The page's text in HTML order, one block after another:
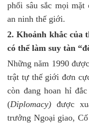
phối sâu sắc mọi
an ninh thế giới.
2. Khoảnh khắc của
có thể làm suy tàn
Những năm 1990
trật tự thế giới đơn
còn đang hoan hỉ
(Diplomacy) được
trưởng Ngoại giao,